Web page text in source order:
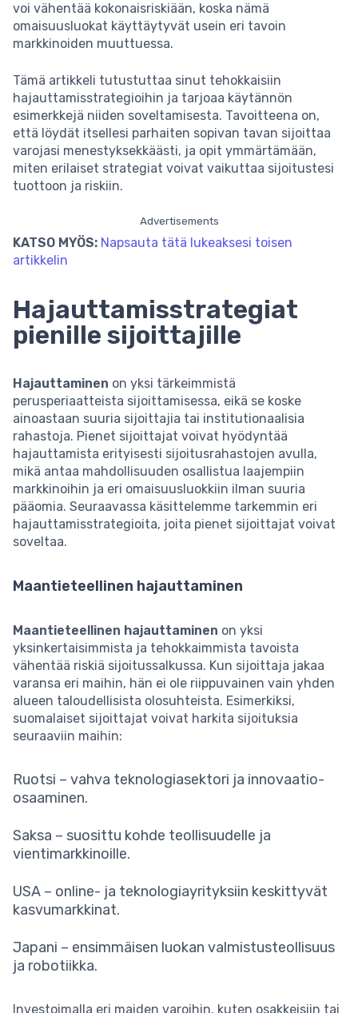
voi vähentää kokonaisriskiään, koska nämä
omaisuusluokat käyttäytyvät usein eri tavoin
markkinoiden muuttuessa.
Tämä artikkeli tutustuttaa sinut tehokkaisiin
hajauttamisstrategioihin ja tarjoaa käytännön
esimerkkejä niiden soveltamisesta. Tavoitteena on,
että löydät itsellesi parhaiten sopivan tavan sijoittaa
varojasi menestyksekkäästi, ja opit ymmärtämään,
miten erilaiset strategiat voivat vaikuttaa sijoitustesi
tuottoon ja riskiin.
Advertisements
KATSO MYÖS: Napsauta tätä lukeaksesi toisen
artikkelin
Hajauttamisstrategiat
pienille sijoittajille
Hajauttaminen on yksi tärkeimmistä
perusperiaatteista sijoittamisessa, eikä se koske
ainoastaan suuria sijoittajia tai institutionaalisia
rahastoja. Pienet sijoittajat voivat hyödyntää
hajauttamista erityisesti sijoitusrahastojen avulla,
mikä antaa mahdollisuuden osallistua laajempiin
markkinoihin ja eri omaisuusluokkiin ilman suuria
pääomia. Seuraavassa käsittelemme tarkemmin eri
hajauttamisstrategioita, joita pienet sijoittajat voivat
soveltaa.
Maantieteellinen hajauttaminen
Maantieteellinen hajauttaminen on yksi
yksinkertaisimmista ja tehokkaimmista tavoista
vähentää riskiä sijoitussalkussa. Kun sijoittaja jakaa
varansa eri maihin, hän ei ole riippuvainen vain yhden
alueen taloudellisista olosuhteista. Esimerkiksi,
suomalaiset sijoittajat voivat harkita sijoituksia
seuraaviin maihin:
Ruotsi – vahva teknologiasektori ja innovaatio-
osaaminen.
Saksa – suosittu kohde teollisuudelle ja
vientimarkkinoille.
USA – online- ja teknologiayrityksiin keskittyvät
kasvumarkkinat.
Japani – ensimmäisen luokan valmistusteollisuus
ja robotiikka.
Investoimalla eri maiden varoihin, kuten osakkeisiin tai